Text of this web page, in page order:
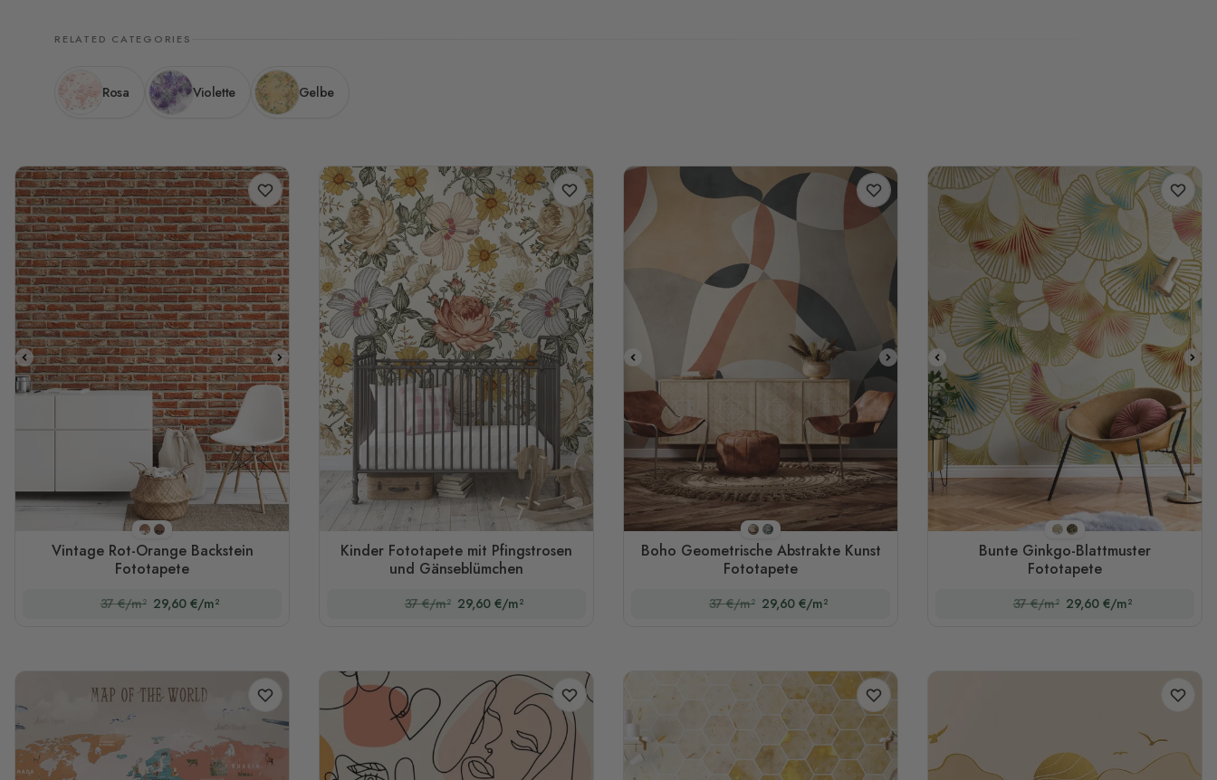
RELATED CATEGORIES
Rosa Violette Gelbe
Stil 1Stil 2
Vintage Rot-Orange Backstein
Fototapete
37 €/m² 29,60 €/m²
Kinder Fototapete mit Pfingstrosen
und Gänseblümchen
37 €/m² 29,60 €/m²
Stil 1Stil 2
Boho Geometrische Abstrakte Kunst
Fototapete
37 €/m² 29,60 €/m²
Stil 1(Original)
Stil 2
Bunte Ginkgo-Blattmuster
Fototapete
37 €/m² 29,60 €/m²